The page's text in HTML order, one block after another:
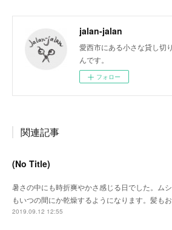
jalan-jalan
愛西市にある小さな貸し切
んです。
フォロー
関連記事
(No Title)
暑さの中にも時折爽やかさ感じる日でした。ム
もいつの間にか乾燥するようになります。髪も
2019.09.12 12:55